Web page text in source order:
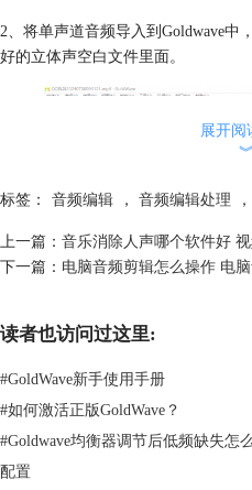
2、将单声道音频导入到Goldwave中
好的立体声空白文件里面。
3、创建好立体音频之后，在菜单栏
立体声。而立体声又分为混音器、
中心。
展开阅
︾
标签： 音频编辑 ， 音频编辑处理 ，
上一篇： 音乐消除人声哪个软件好
下一篇： 电脑音频剪辑怎么操作 电
读者也访问过这里:
#GoldWave新手使用手册
#如何激活正版GoldWave？
#Goldwave均衡器调节后低频缺失怎
配置